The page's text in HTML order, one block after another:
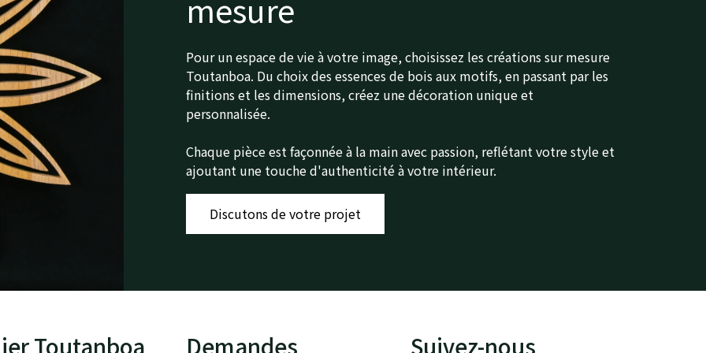
Pour un espace de vie à votre image, choisissez les créations sur mesure
Toutanboa. Du choix des essences de bois aux motifs, en passant par les
finitions et les dimensions, créez une décoration unique et
personnalisée.
Chaque pièce est façonnée à la main avec passion, reflétant votre style et
ajoutant une touche d'authenticité à votre intérieur.
Discutons de votre projet
Toutanboa Demandes Suivez-nous